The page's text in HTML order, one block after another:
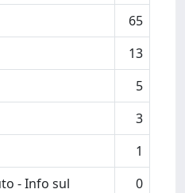
65
13
5
3
1
- Info sul
0